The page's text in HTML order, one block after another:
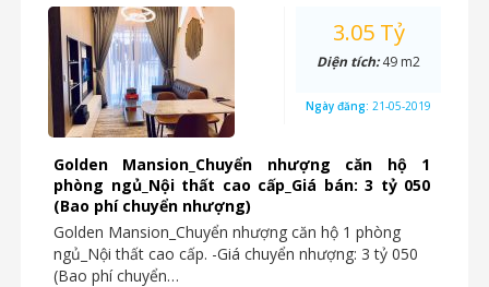
Golden Mansion_Chuyển nhượng căn hộ 1
phòng ngủ_Nội thất cao cấp_Giá bán: 3 tỷ 050
(Bao phí chuyển nhượng)
Golden Mansion_Chuyển nhượng căn hộ 1 phòng
ngủ_Nội thất cao cấp. -Giá chuyển nhượng: 3 tỷ 050
(Bao phí chuyển…
3.05 Tỷ
Diện tích:49 m2
Ngày đăng: 21-05-2019